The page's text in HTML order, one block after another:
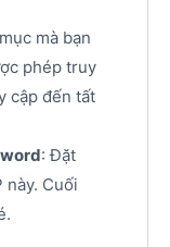
mà bạn
phép truy
cập đến tất
: Đặt
này. Cuối